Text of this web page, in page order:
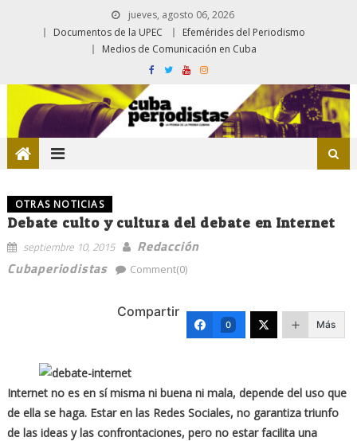
jueves, agosto 06, 2026
Documentos de la UPEC
Efemérides del Periodismo
Medios de Comunicación en Cuba
OTRAS NOTICIAS
Debate culto y cultura del debate en Internet
septiembre 10, 2015
Redacción
Cubaperiodistas
Comment(0)
Compartir
0 Más
Internet no es en sí misma ni buena ni mala, depende del uso que
de ella se haga. Estar en las Redes Sociales, no garantiza triunfo
de las ideas y las confrontaciones, pero no estar facilita una